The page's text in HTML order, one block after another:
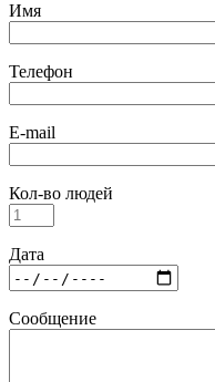
Имя
Телефон
E-mail
Кол-во людей
Дата
Сообщение